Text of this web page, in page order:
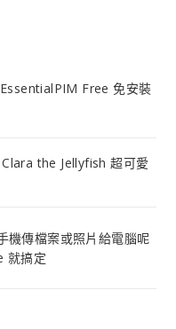
Free 免安裝
the Jellyfish 超可愛
機傳檔案或照片給電腦呢
就搞定